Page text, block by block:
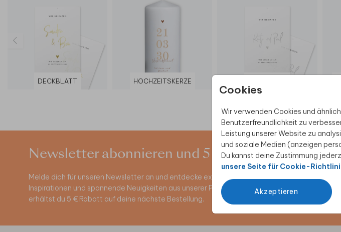
Cookies
Wir verwenden Cookies und
Benutzerfreundlichkeit zu
Leistung unserer Website zu
und soziale Medien (anzeigen
Du kannst deine Zustimmung
unsere Seite für Cookie-
Akzeptieren
DECKBLATT HOCHZEITSKERZE
Newsletter abonnieren und 5 € Rabatt sichern
Melde dich für unseren Newsletter an und entdecke exklusive Angebote, kreative
Inspirationen und spannende Neuigkeiten aus unserer Produktwelt. Als Dankeschön
erhältst du 5 € Rabatt auf deine nächste Bestellung.